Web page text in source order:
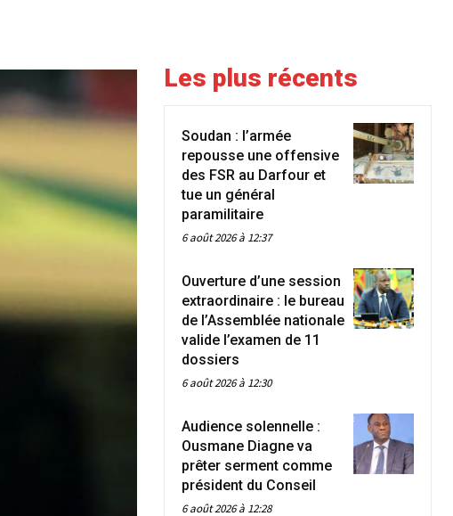
Les plus récents
Soudan : l’armée
repousse une offensive
des FSR au Darfour et
tue un général
paramilitaire
6 août 2026 à 12:37
Ouverture d’une session
extraordinaire : le bureau
de l’Assemblée nationale
valide l’examen de 11
dossiers
6 août 2026 à 12:30
Audience solennelle :
Ousmane Diagne va
prêter serment comme
président du Conseil
6 août 2026 à 12:28